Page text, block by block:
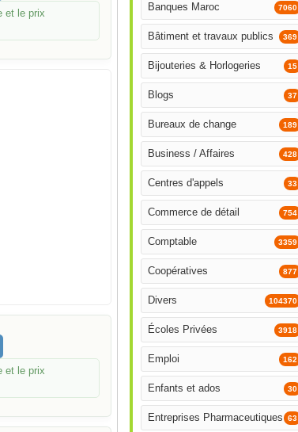
et le prix
et le prix
Banques Maroc 7060
Bâtiment et travaux publics 369
Bijouteries & Horlogeries 15
Blogs 37
Bureaux de change 189
Business / Affaires 428
Centres d'appels 33
Commerce de détail 754
Comptable 3359
Coopératives 877
Divers 104370
Écoles Privées 3918
Emploi 162
Enfants et ados 30
Entreprises Pharmaceutiques 63